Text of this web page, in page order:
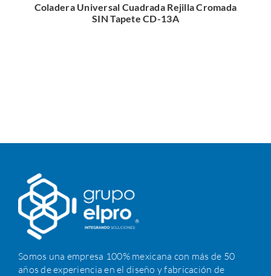
Coladera Universal Cuadrada Rejilla Cromada
SIN Tapete CD-13A
Somos una empresa 100% mexicana con más de 50
años de experiencia en el diseño y fabricación de